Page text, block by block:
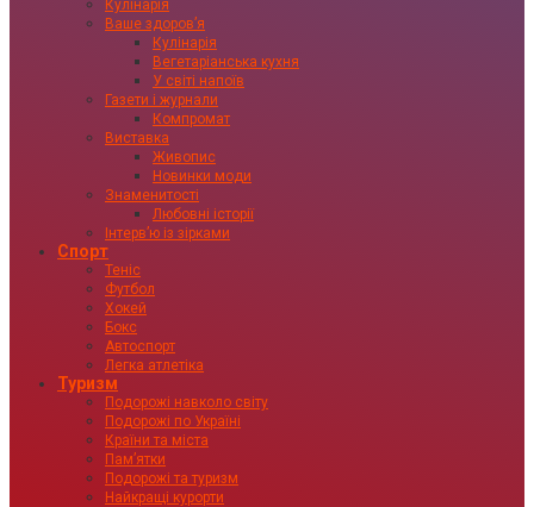
Кулінарія
Ваше здоровʼя
Кулінарія
Вегетаріанська кухня
У світі напоїв
Газети і журнали
Компромат
Виставка
Живопис
Новинки моди
Знаменитості
Любовні історії
Інтервʼю із зірками
Спорт
Теніс
Футбол
Хокей
Бокс
Автоспорт
Легка атлетіка
Туризм
Подорожі навколо світу
Подорожі по Україні
Країни та міста
Пам’ятки
Подорожі та туризм
Найкращі курорти